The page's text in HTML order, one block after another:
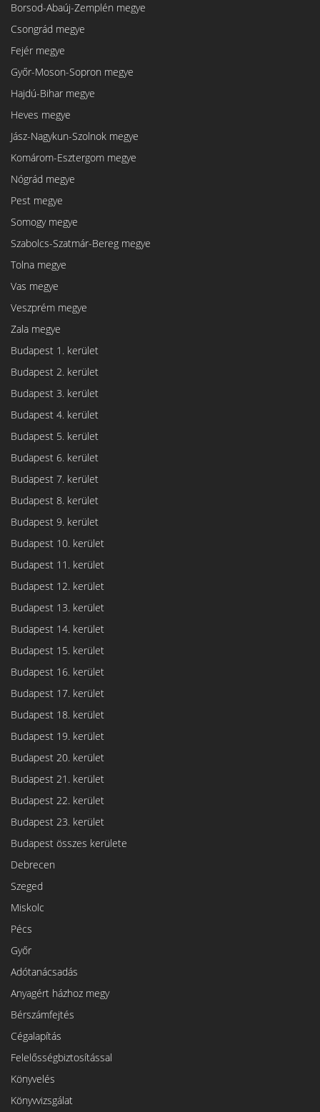
Borsod-Abaúj-Zemplén megye
Csongrád megye
Fejér megye
Győr-Moson-Sopron megye
Hajdú-Bihar megye
Heves megye
Jász-Nagykun-Szolnok megye
Komárom-Esztergom megye
Nógrád megye
Pest megye
Somogy megye
Szabolcs-Szatmár-Bereg megye
Tolna megye
Vas megye
Veszprém megye
Zala megye
Budapest 1. kerület
Budapest 2. kerület
Budapest 3. kerület
Budapest 4. kerület
Budapest 5. kerület
Budapest 6. kerület
Budapest 7. kerület
Budapest 8. kerület
Budapest 9. kerület
Budapest 10. kerület
Budapest 11. kerület
Budapest 12. kerület
Budapest 13. kerület
Budapest 14. kerület
Budapest 15. kerület
Budapest 16. kerület
Budapest 17. kerület
Budapest 18. kerület
Budapest 19. kerület
Budapest 20. kerület
Budapest 21. kerület
Budapest 22. kerület
Budapest 23. kerület
Budapest összes kerülete
Debrecen
Szeged
Miskolc
Pécs
Győr
Adótanácsadás
Anyagért házhoz megy
Bérszámfejtés
Cégalapítás
Felelősségbiztosítással
Könyvelés
Könyvvizsgálat